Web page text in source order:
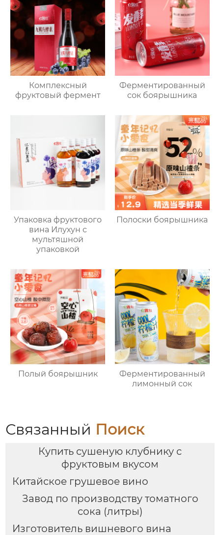
Комплексный
фруктовый фермент
Ферментированный
сок боярышника
Упаковка фруктового
вина Илухун с
мультяшной
упаковкой
Полоски боярышника
Полый боярышник
Ферментированный
лимонный сок
Связанный Поиск
Купить сушеную клубнику с
фруктовым вкусом
Китайское грушевое вино
Завод по производству томатного
сока (литры)
Изготовитель вишневого вина